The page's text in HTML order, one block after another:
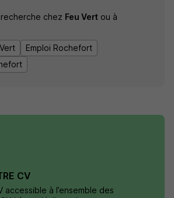
chez Feu Vert ou à
Emploi Rochefort
CV
accessible à l’ensemble des